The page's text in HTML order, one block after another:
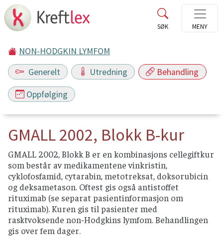
NON-HODGKIN LYMFOM
Generelt
Utredning Behandling
Oppfølging
GMALL 2002, Blokk B-kur
GMALL 2002, Blokk B er en kombinasjons cellegiftkur
som består av medikamentene vinkristin,
cyklofosfamid, cytarabin, metotreksat, doksorubicin
og deksametason. Oftest gis også antistoffet
rituximab (se separat pasientinformasjon om
rituximab). Kuren gis til pasienter med
rasktvoksende non-Hodgkins lymfom. Behandlingen
gis over fem dager.